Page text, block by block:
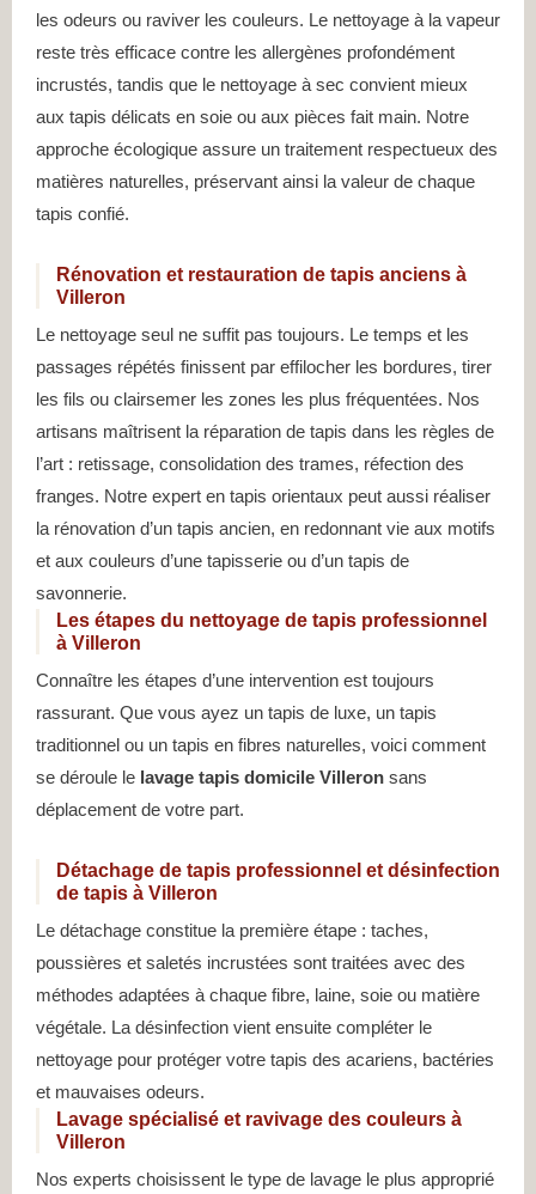
les odeurs ou raviver les couleurs. Le nettoyage à la vapeur
reste très efficace contre les allergènes profondément
incrustés, tandis que le nettoyage à sec convient mieux
aux tapis délicats en soie ou aux pièces fait main. Notre
approche écologique assure un traitement respectueux des
matières naturelles, préservant ainsi la valeur de chaque
tapis confié.
Rénovation et restauration de tapis anciens à
Villeron
Le nettoyage seul ne suffit pas toujours. Le temps et les
passages répétés finissent par effilocher les bordures, tirer
les fils ou clairsemer les zones les plus fréquentées. Nos
artisans maîtrisent la réparation de tapis dans les règles de
l’art : retissage, consolidation des trames, réfection des
franges. Notre expert en tapis orientaux peut aussi réaliser
la rénovation d’un tapis ancien, en redonnant vie aux motifs
et aux couleurs d’une tapisserie ou d’un tapis de
savonnerie.
Les étapes du nettoyage de tapis professionnel
à Villeron
Connaître les étapes d’une intervention est toujours
rassurant. Que vous ayez un tapis de luxe, un tapis
traditionnel ou un tapis en fibres naturelles, voici comment
se déroule le lavage tapis domicile Villeron sans
déplacement de votre part.
Détachage de tapis professionnel et désinfection
de tapis à Villeron
Le détachage constitue la première étape : taches,
poussières et saletés incrustées sont traitées avec des
méthodes adaptées à chaque fibre, laine, soie ou matière
végétale. La désinfection vient ensuite compléter le
nettoyage pour protéger votre tapis des acariens, bactéries
et mauvaises odeurs.
Lavage spécialisé et ravivage des couleurs à
Villeron
Nos experts choisissent le type de lavage le plus approprié